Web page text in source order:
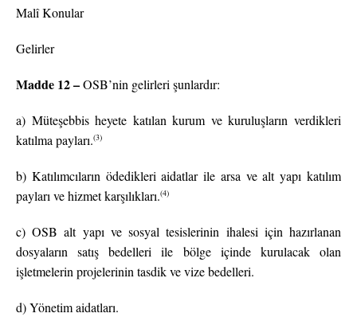
Malî Konular
Gelirler
Madde 12 –OSB’nin gelirleri şunlardır:
a) Müteşebbis heyete katılan kurum ve kuruluşların verdikleri
katılma payları.(3)
b) Katılımcıların ödedikleri aidatlar ile arsa ve alt yapı katılım
payları ve hizmet karşılıkları.(4)
c) OSB alt yapı ve sosyal tesislerinin ihalesi için hazırlanan
dosyaların satış bedelleri ile bölge içinde kurulacak olan
işletmelerin projelerinin tasdik ve vize bedelleri.
d) Yönetim aidatları.